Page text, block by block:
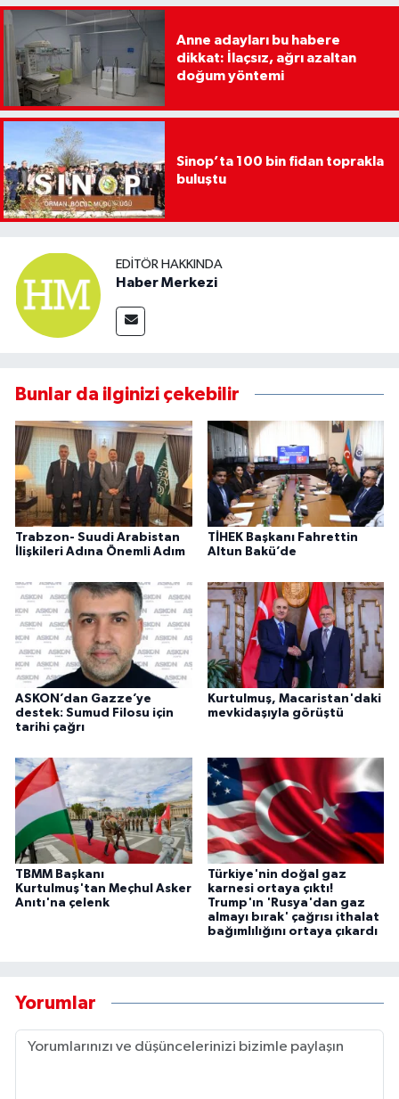
Anne adayları bu habere
dikkat: İlaçsız, ağrı azaltan
doğum yöntemi
Sinop’ta 100 bin fidan toprakla
buluştu
EDITÖR HAKKINDA
Haber Merkezi
Bunlar da ilginizi çekebilir
Trabzon- Suudi Arabistan
İlişkileri Adına Önemli Adım
TİHEK Başkanı Fahrettin
Altun Bakü’de
ASKON’dan Gazze’ye
destek: Sumud Filosu için
tarihi çağrı
Kurtulmuş, Macaristan'daki
mevkidaşıyla görüştü
TBMM Başkanı
Kurtulmuş'tan Meçhul Asker
Anıtı'na çelenk
Türkiye'nin doğal gaz
karnesi ortaya çıktı!
Trump'ın 'Rusya'dan gaz
almayı bırak' çağrısı ithalat
bağımlılığını ortaya çıkardı
Yorumlar